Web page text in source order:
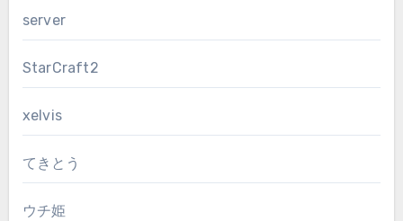
server
StarCraft2
xelvis
てきとう
ウチ姫